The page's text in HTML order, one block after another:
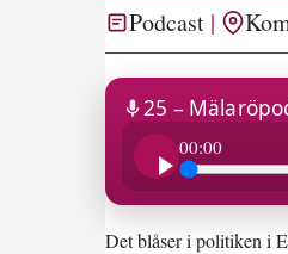
Podcast
18:34
25 –
00:00
Det blåser i politiken i